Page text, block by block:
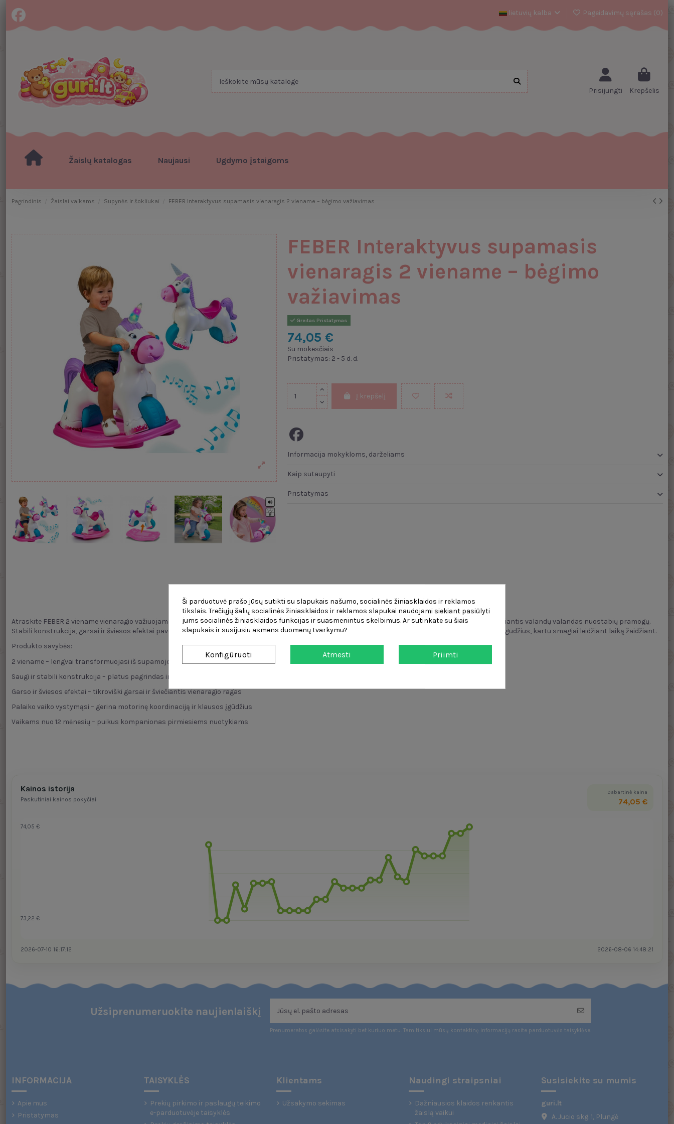
lietuvių kalba Pageidavimų sąrašas (0)
Prisijungti Krepšelis
Žaislų katalogas Naujausi Ugdymo įstaigoms
Pagrindinis Žaislai vaikams Supynės ir šokliukai FEBER Interaktyvus supamasis vienaragis 2 viename – bėgimo važiavimas
FEBER Interaktyvus supamasis
vienaragis 2 viename – bėgimo
važiavimas
Greitas Pristatymas
74,05 €
Su mokesčiais
Pristatymas: 2 - 5 d. d.
Į krepšelį
Informacija mokykloms, darželiams
Kaip sutaupyti
Pristatymas
Atsiliepimai
Atraskite FEBER 2 viename vienaragio važiuojamąjį žaislą – žavingą vienaragį, kuris auga kartu su jūsų vaiku! Tai supynės ir paspirtukas viename, suteiksiantis valandų valandas nuostabių pramogų.
Stabili konstrukcija, garsai ir šviesos efektai pavers kiekvieną žaidimo akimirką džiaugsminga. Šis žaislas padeda jūsų mažyliui lavinti psichomotorinius įgūdžius, kartu smagiai leidžiant laiką žaidžiant.
Produkto savybės:
2 viename – lengvai transformuojasi iš supamojo vienaragio į važiuojamąjį žaislą
Saugi ir stabili konstrukcija – platus pagrindas ir dideli ratai
Garso ir šviesos efektai – tikroviški garsai ir šviečiantis vienaragio ragas
Palaiko vaiko vystymąsi – gerina motorinę koordinaciją ir klausos įgūdžius
Vaikams nuo 12 mėnesių – puikus kompanionas pirmiesiems nuotykiams
Kainos istorija
Paskutiniai kainos pokyčiai
Dabartinė kaina
74,05 €
74,05 €
73,22 €
2026-07-10 16:17:12 2026-08-06 14:48:21
Užsiprenumeruokite naujienlaiškį
Prenumeratos galėsite atsisakyti bet kuriuo metu. Tam tikslui mūsų kontaktinę informaciją rasite parduotuvės taisyklėse.
INFORMACIJA
Apie mus
Pristatymas
TAISYKLĖS
Prekių pirkimo ir paslaugų teikimo
e-parduotuvėje taisyklės
Klientams
Užsakymo sekimas
Naudingi straipsniai
Dažniausios klaidos renkantis
žaislą vaikui
Susisiekite su mumis
guri.lt
A. Jucio skg. 1, Plungė
Ši parduotuvė prašo jūsų sutikti su slapukais našumo, socialinės žiniasklaidos ir reklamos
tikslais. Trečiųjų šalių socialinės žiniasklaidos ir reklamos slapukai naudojami siekiant pasiūlyti
jums socialinės žiniasklaidos funkcijas ir suasmenintus skelbimus. Ar sutinkate su šiais
slapukais ir susijusiu asmens duomenų tvarkymu?
Konfigūruoti Atmesti Priimti